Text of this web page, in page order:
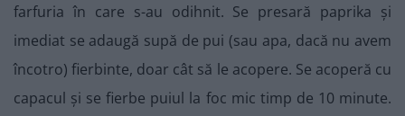
farfuria în care s-au odihnit. Se presară paprika și
imediat se adaugă supă de pui (sau apa, dacă nu avem
încotro) fierbinte, doar cât să le acopere. Se acoperă cu
capacul și se fierbe puiul la foc mic timp de 10 minute.